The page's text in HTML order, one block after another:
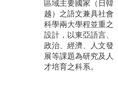
區域主要國家（日韓
越）之語文兼具社會
科學兩大學程並重之
設計，以東亞語言、
政治、經濟、人文發
展等課題為研究及人
才培育之科系。